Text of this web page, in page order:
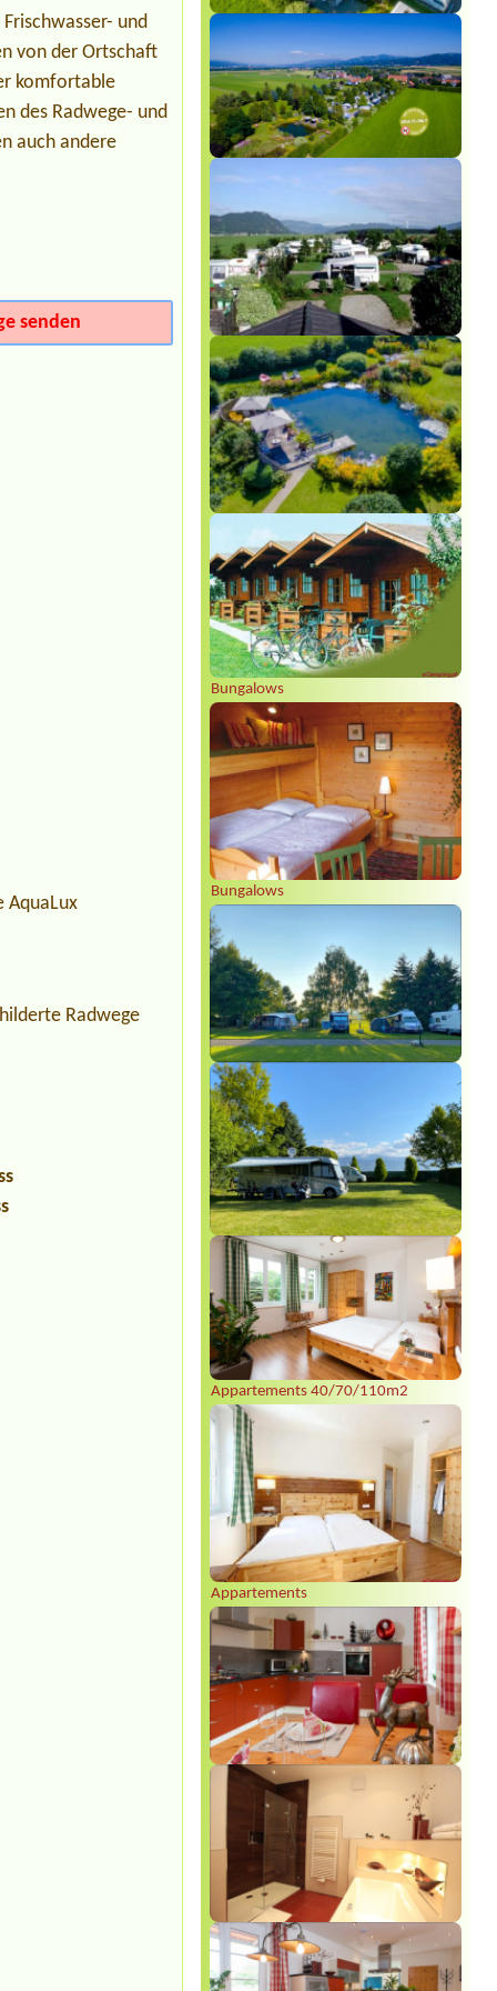
Termin ab 2026-07-21 |Camping via
Claudiasee
1 Stellplatz, mit Strom
Bungalows
Bungalows
Appartements 40/70/110m2
Appartements
und
von der Ortschaft
komfortable
des Radwege- und
auch andere
senden
AquaLux
Radwege